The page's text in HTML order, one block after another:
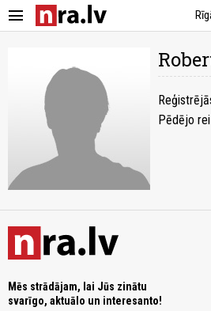
menu
Pēdējo
Mēs strādājam, lai Jūs zinātu
svarīgo, aktuālo un interesanto!